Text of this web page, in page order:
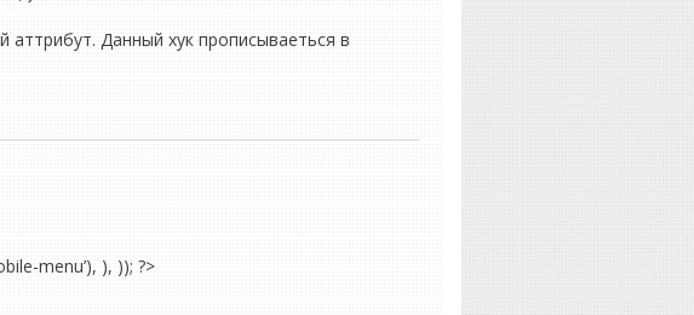
Данный хук прописываеться в
menu’), ), )); ?>